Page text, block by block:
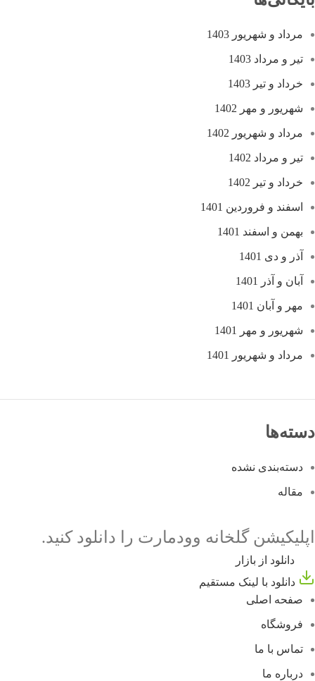
مرداد و شهریور 1403
تیر و مرداد 1403
خرداد و تیر 1403
شهریور و مهر 1402
مرداد و شهریور 1402
تیر و مرداد 1402
خرداد و تیر 1402
اسفند و فروردین 1401
بهمن و اسفند 1401
آذر و دی 1401
آبان و آذر 1401
مهر و آبان 1401
شهریور و مهر 1401
مرداد و شهریور 1401
دسته‌ها
دسته‌بندی نشده
مقاله
اپلیکیشن گلخانه وودمارت را دانلود کنید.
دانلود از بازار
دانلود با لینک مستقیم
صفحه اصلی
فروشگاه
تماس با ما
درباره ما